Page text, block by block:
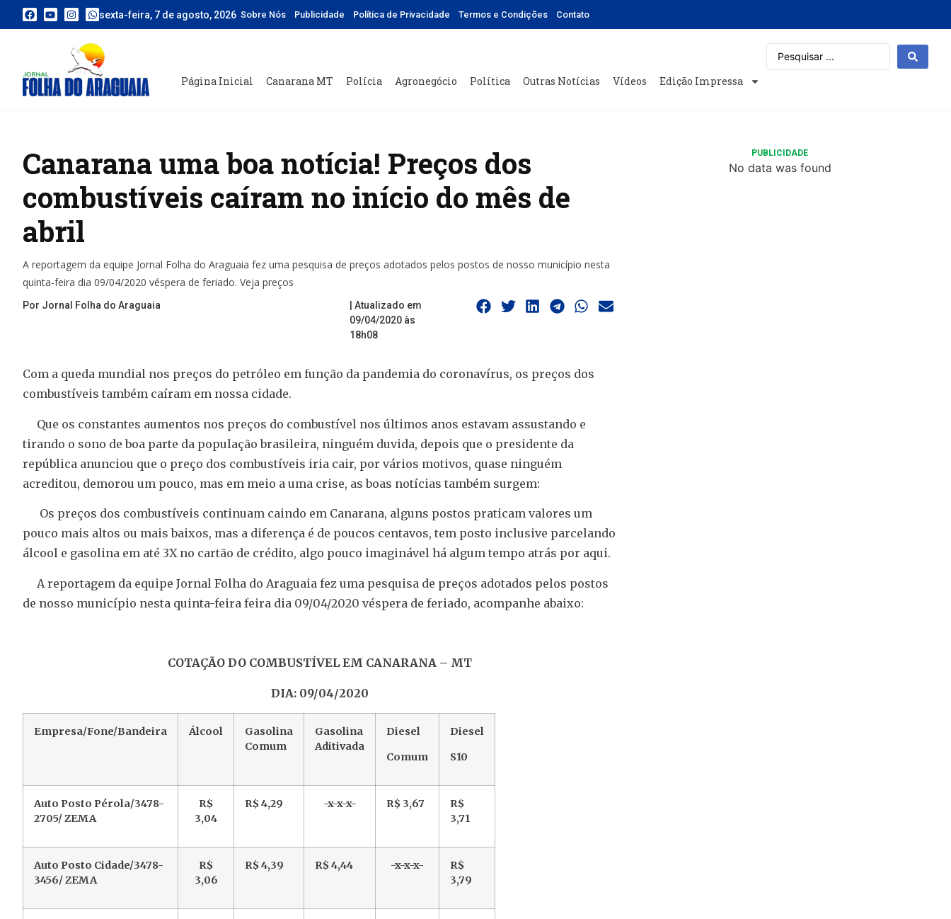
sexta-feira, 7 de agosto, 2026 Sobre Nós Publicidade Política de Privacidade Termos e Condições Contato
Página Inicial Canarana MT Polícia Agronegócio Política Outras Notícias Vídeos Edição Impressa
Canarana uma boa notícia! Preços dos
combustíveis caíram no início do mês de
abril
A reportagem da equipe Jornal Folha do Araguaia fez uma pesquisa de preços adotados pelos postos de nosso município nesta
quinta-feira dia 09/04/2020 véspera de feriado. Veja preços
Por Jornal Folha do Araguaia
| Atualizado em
09/04/2020 às
18h08
Com a queda mundial nos preços do petróleo em função da pandemia do coronavírus, os preços dos
combustíveis também caíram em nossa cidade.
Que os constantes aumentos nos preços do combustível nos últimos anos estavam assustando e
tirando o sono de boa parte da população brasileira, ninguém duvida, depois que o presidente da
república anunciou que o preço dos combustíveis iria cair, por vários motivos, quase ninguém
acreditou, demorou um pouco, mas em meio a uma crise, as boas notícias também surgem:
Os preços dos combustíveis continuam caindo em Canarana, alguns postos praticam valores um
pouco mais altos ou mais baixos, mas a diferença é de poucos centavos, tem posto inclusive parcelando
álcool e gasolina em até 3X no cartão de crédito, algo pouco imaginável há algum tempo atrás por aqui.
A reportagem da equipe Jornal Folha do Araguaia fez uma pesquisa de preços adotados pelos postos
de nosso município nesta quinta-feira feira dia 09/04/2020 véspera de feriado, acompanhe abaixo:
COTAÇÃO DO COMBUSTÍVEL EM CANARANA – MT
DIA: 09/04/2020
Empresa/Fone/Bandeira Álcool
Gasolina
Comum
Gasolina
Aditivada
Diesel
Comum
Diesel
S10
Auto Posto Pérola/3478-
2705/ ZEMA
R$
3,04
R$ 4,29 -x-x-x- R$ 3,67
R$
3,71
Auto Posto Cidade/3478-
3456/ ZEMA
R$
3,06
R$ 4,39 R$ 4,44 -x-x-x-
R$
3,79
PUBLICIDADE
No data was found